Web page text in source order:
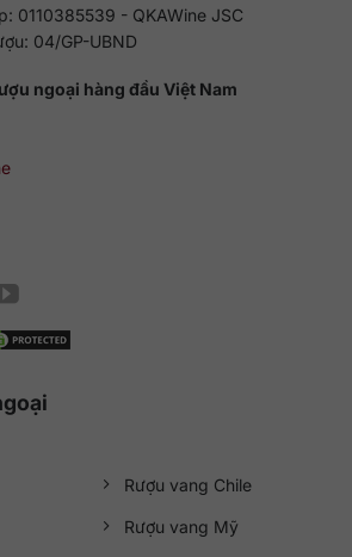
0110385539 - QKAWine JSC
04/GP-UBND
ngoại hàng đầu Việt Nam
Rượu vang Chile
Rượu vang Mỹ